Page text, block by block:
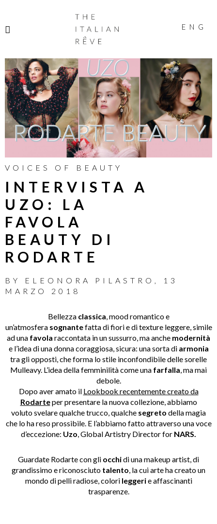
ITALIAN
RÊVE
ENG
VOICES OF BEAUTY
INTERVISTA A
UZO: LA
FAVOLA
BEAUTY DI
RODARTE
BY ELEONORA PILASTRO
13
MARZO 2018
Bellezza classica , mood romantico e
un’atmosfera sognantefatta di fiori e di texture leggere, simile
ad una favola raccontata in un sussurro, ma anche modernità
e l’idea di una donna coraggiosa, sicura: una sorta di armonia
tra gli opposti, che forma lo stile inconfondibile delle sorelle
Mulleavy. L’idea della femminilità come una farfalla , ma mai
debole.
Dopo aver amato il Lookbook recentemente creato da
Rodarteper presentare la nuova collezione, abbiamo
voluto svelare qualche trucco, qualche segreto della magia
che lo ha reso prossibile. E l’abbiamo fatto attraverso una voce
d’eccezione: Uzo , Global Artistry Director for NARS.
Guardate Rodarte con gli occhidi una makeup artist, di
grandissimo e riconosciuto talento , la cui arte ha creato un
mondo di pelli radiose, colori leggerie affascinanti
trasparenze.